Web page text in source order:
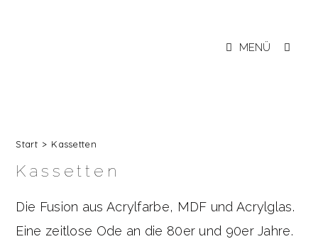
MENÜ
Start > Kassetten
Kassetten
Die Fusion aus Acrylfarbe, MDF und Acrylglas.
Eine zeitlose Ode an die 80er und 90er Jahre.